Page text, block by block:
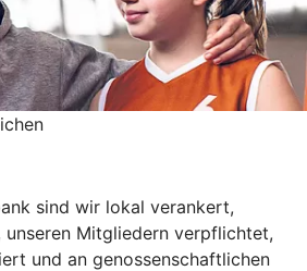
sind wir lokal verankert,
Mitgliedern verpflichtet,
und an genossenschaftlichen